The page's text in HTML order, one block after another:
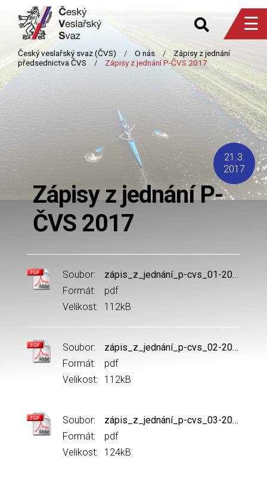
☰
Zápisy z jednání P-
ČVS 2017
21.3.
2017
Soubor:
zápis_z_jednání_p-cvs_01-2017.pdf
Formát:
pdf
Velikost:
112kB
Soubor:
zápis_z_jednání_p-cvs_02-2017_-_corr..pdf
Formát:
pdf
Velikost:
112kB
Soubor:
zápis_z_jednání_p-cvs_03-2017.pdf
Formát:
pdf
Velikost:
124kB